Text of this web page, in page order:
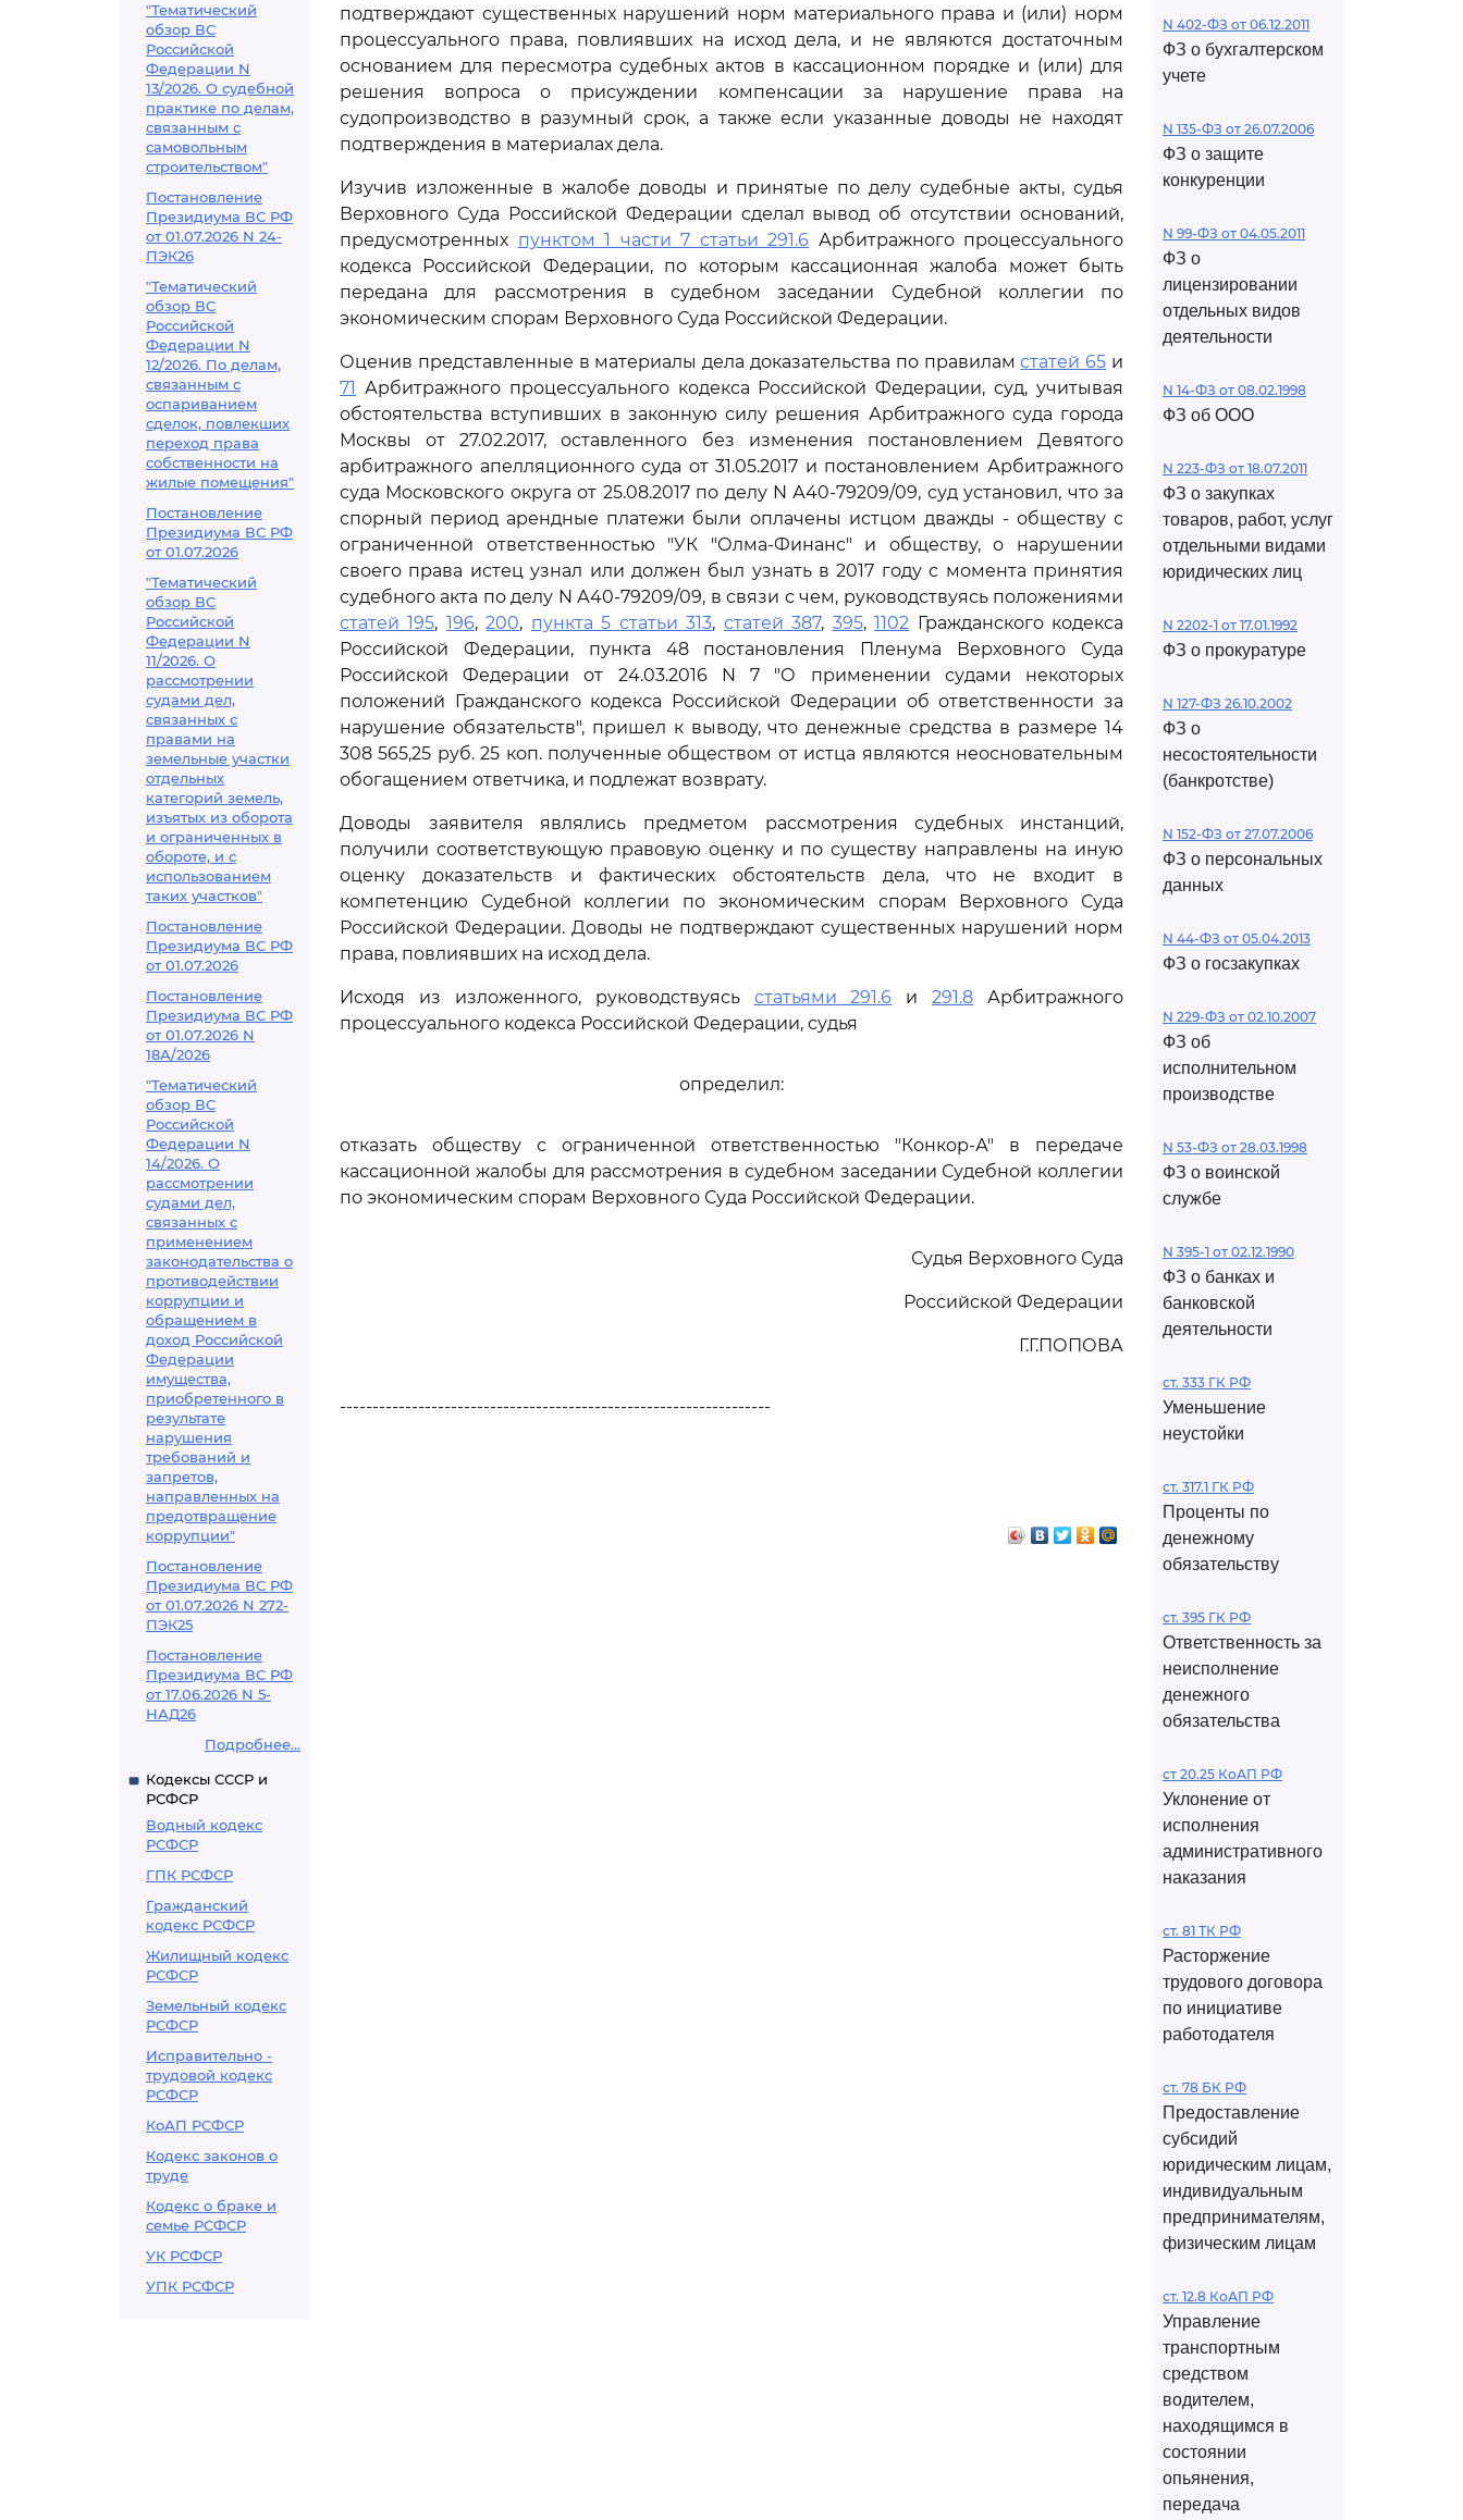
"Тематический
обзор ВС
Российской
Федерации N
13/2026. О судебной
практике по делам,
связанным с
самовольным
строительством"
Постановление
Президиума ВС РФ
от 01.07.2026 N 24-
ПЭК26
"Тематический
обзор ВС
Российской
Федерации N
12/2026. По делам,
связанным с
оспариванием
сделок, повлекших
переход права
собственности на
жилые помещения"
Постановление
Президиума ВС РФ
от 01.07.2026
"Тематический
обзор ВС
Российской
Федерации N
11/2026. О
рассмотрении
судами дел,
связанных с
правами на
земельные участки
отдельных
категорий земель,
изъятых из оборота
и ограниченных в
обороте, и с
использованием
таких участков"
Постановление
Президиума ВС РФ
от 01.07.2026
Постановление
Президиума ВС РФ
от 01.07.2026 N
18А/2026
"Тематический
обзор ВС
Российской
Федерации N
14/2026. О
рассмотрении
судами дел,
связанных с
применением
законодательства о
противодействии
коррупции и
обращением в
доход Российской
Федерации
имущества,
приобретенного в
результате
нарушения
требований и
запретов,
направленных на
предотвращение
коррупции"
Постановление
Президиума ВС РФ
от 01.07.2026 N 272-
ПЭК25
Постановление
Президиума ВС РФ
от 17.06.2026 N 5-
НАД26
Подробнее...
Кодексы СССР и
РСФСР
Водный кодекс
РСФСР
ГПК РСФСР
Гражданский
кодекс РСФСР
Жилищный кодекс
РСФСР
Земельный кодекс
РСФСР
Исправительно -
трудовой кодекс
РСФСР
КоАП РСФСР
Кодекс законов о
труде
Кодекс о браке и
семье РСФСР
УК РСФСР
УПК РСФСР
подтверждают существенных нарушений норм материального права и (или) норм
процессуального права, повлиявших на исход дела, и не являются достаточным
основанием для пересмотра судебных актов в кассационном порядке и (или) для
решения вопроса о присуждении компенсации за нарушение права на
судопроизводство в разумный срок, а также если указанные доводы не находят
подтверждения в материалах дела.
Изучив изложенные в жалобе доводы и принятые по делу судебные акты, судья
Верховного Суда Российской Федерации сделал вывод об отсутствии оснований,
предусмотренных пунктом 1 части 7 статьи 291.6 Арбитражного процессуального
кодекса Российской Федерации, по которым кассационная жалоба может быть
передана для рассмотрения в судебном заседании Судебной коллегии по
экономическим спорам Верховного Суда Российской Федерации.
Оценив представленные в материалы дела доказательства по правиламстатей 65 и
71 Арбитражного процессуального кодекса Российской Федерации, суд, учитывая
обстоятельства вступивших в законную силу решения Арбитражного суда города
Москвы от 27.02.2017, оставленного без изменения постановлением Девятого
арбитражного апелляционного суда от 31.05.2017 и постановлением Арбитражного
суда Московского округа от 25.08.2017 по делу N А40-79209/09, суд установил, что за
спорный период арендные платежи были оплачены истцом дважды - обществу с
ограниченной ответственностью "УК "Олма-Финанс" и обществу, о нарушении
своего права истец узнал или должен был узнать в 2017 году с момента принятия
судебного акта по делу N А40-79209/09, в связи с чем, руководствуясь положениями
статей 195, 196,200, пункта 5 статьи 313, статей 387, 395,1102 Гражданского кодекса
Российской Федерации, пункта 48 постановления Пленума Верховного Суда
Российской Федерации от 24.03.2016 N 7 "О применении судами некоторых
положений Гражданского кодекса Российской Федерации об ответственности за
нарушение обязательств", пришел к выводу, что денежные средства в размере 14
308 565,25 руб. 25 коп. полученные обществом от истца являются неосновательным
обогащением ответчика, и подлежат возврату.
Доводы заявителя являлись предметом рассмотрения судебных инстанций,
получили соответствующую правовую оценку и по существу направлены на иную
оценку доказательств и фактических обстоятельств дела, что не входит в
компетенцию Судебной коллегии по экономическим спорам Верховного Суда
Российской Федерации. Доводы не подтверждают существенных нарушений норм
права, повлиявших на исход дела.
Исходя из изложенного, руководствуясь статьями 291.6 и291.8 Арбитражного
процессуального кодекса Российской Федерации, судья
определил:
отказать обществу с ограниченной ответственностью "Конкор-А" в передаче
кассационной жалобы для рассмотрения в судебном заседании Судебной коллегии
по экономическим спорам Верховного Суда Российской Федерации.
Судья Верховного Суда
Российской Федерации
Г.Г.ПОПОВА
------------------------------------------------------------------
N 402-ФЗ от 06.12.2011
ФЗ о бухгалтерском
учете
N 135-ФЗ от 26.07.2006
ФЗ о защите
конкуренции
N 99-ФЗ от 04.05.2011
ФЗ о
лицензировании
отдельных видов
деятельности
N 14-ФЗ от 08.02.1998
ФЗ об ООО
N 223-ФЗ от 18.07.2011
ФЗ о закупках
товаров, работ, услуг
отдельными видами
юридических лиц
N 2202-1 от 17.01.1992
ФЗ о прокуратуре
N 127-ФЗ 26.10.2002
ФЗ о
несостоятельности
(банкротстве)
N 152-ФЗ от 27.07.2006
ФЗ о персональных
данных
N 44-ФЗ от 05.04.2013
ФЗ о госзакупках
N 229-ФЗ от 02.10.2007
ФЗ об
исполнительном
производстве
N 53-ФЗ от 28.03.1998
ФЗ о воинской
службе
N 395-1 от 02.12.1990
ФЗ о банках и
банковской
деятельности
ст. 333 ГК РФ
Уменьшение
неустойки
ст. 317.1 ГК РФ
Проценты по
денежному
обязательству
ст. 395 ГК РФ
Ответственность за
неисполнение
денежного
обязательства
ст 20.25 КоАП РФ
Уклонение от
исполнения
административного
наказания
ст. 81 ТК РФ
Расторжение
трудового договора
по инициативе
работодателя
ст. 78 БК РФ
Предоставление
субсидий
юридическим лицам,
индивидуальным
предпринимателям,
физическим лицам
ст. 12.8 КоАП РФ
Управление
транспортным
средством
водителем,
находящимся в
состоянии
опьянения,
передача